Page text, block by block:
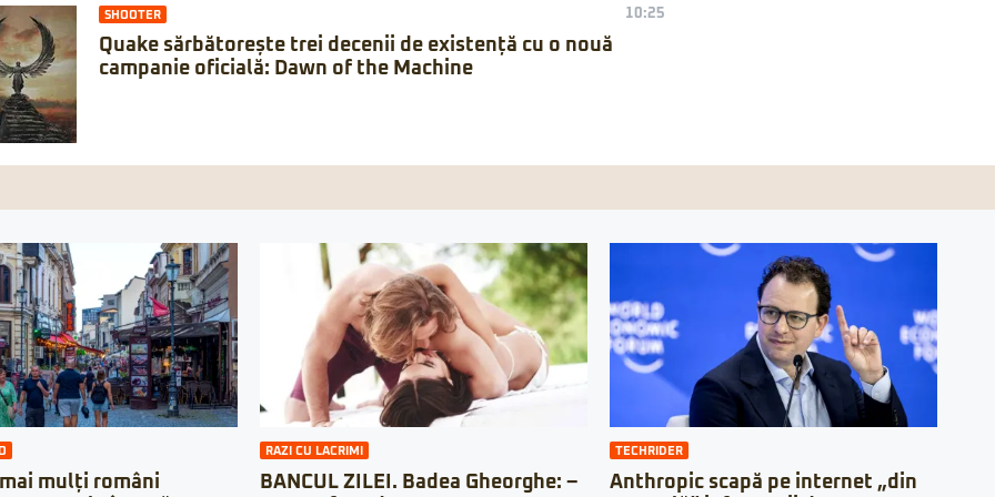
SHOOTER 10:25
Quake sărbătorește trei decenii de existență cu o nouă
campanie oficială: Dawn of the Machine
mulți români
RAZI CU LACRIMI
BANCUL ZILEI. Badea Gheorghe: –
TECHRIDER
Anthropic scapă pe internet „din